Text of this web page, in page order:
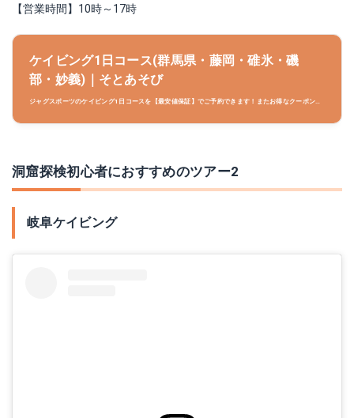
【営業時間】10時～17時
ケイビング1日コース(群馬県・藤岡・碓氷・磯
部・妙義)｜そとあそび
ジャグスポーツのケイビング1日コースを【最安値保証】でご予約できます！またお得なクーポン
洞窟探検初心者におすすめのツアー2
岐阜ケイビング